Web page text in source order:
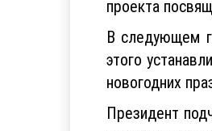
На совещании
проекта
В следующем
этого
новогодних